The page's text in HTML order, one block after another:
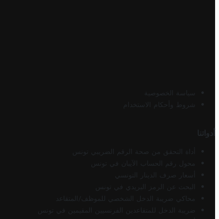
سياسة الخصوصية
شروط وأحكام الاستخدام
أدواتنا
أداة التحقق من صحة الرقم الضريبي تونس
محول رقم الحساب الآيبان في تونس
أسعار صرف الدينار التونسي
البحث عن الرمز البريدي في تونس
محاكي ضريبة الدخل الشخصي للموظف/المتقاعد
ضريبة الدخل للمتقاعدين الفرنسيين المقيمين في تونس